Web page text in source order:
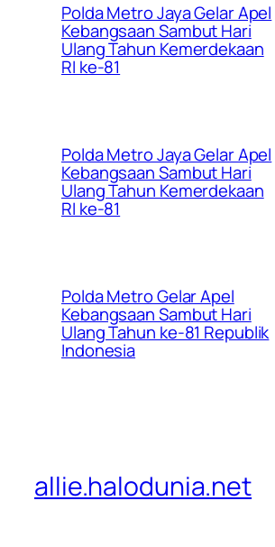
Polda Metro Jaya Gelar Apel
Kebangsaan Sambut Hari
Ulang Tahun Kemerdekaan
RI ke-81
Polda Metro Jaya Gelar Apel
Kebangsaan Sambut Hari
Ulang Tahun Kemerdekaan
RI ke-81
Polda Metro Gelar Apel
Kebangsaan Sambut Hari
Ulang Tahun ke-81 Republik
Indonesia
allie.halodunia.net